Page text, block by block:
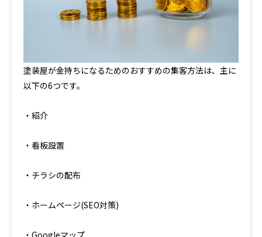
塗装屋が金持ちになるためのおすすめの集客方法は、主に
以下の6つです。
・紹介
・看板設置
・チラシの配布
・ホームページ(SEO対策)
・Googleマップ